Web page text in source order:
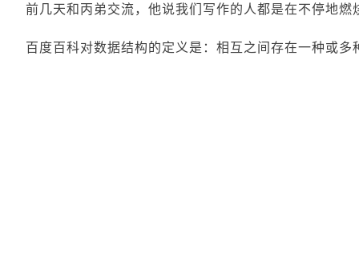
前几天和丙弟交流，他说我们写作的人都是在不停地
百度百科对数据结构的定义是：相互之间存在一种或